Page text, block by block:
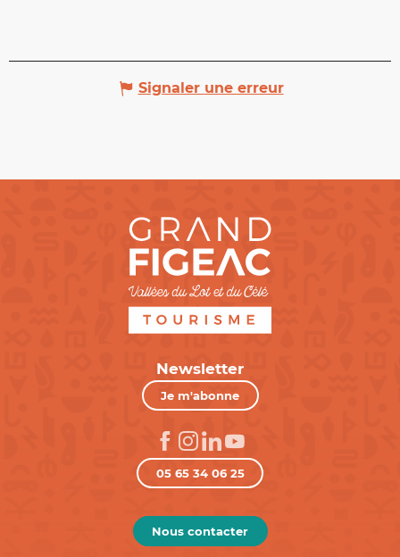
Signaler une erreur
Newsletter
Je m'abonne
05 65 34 06 25
Nous contacter